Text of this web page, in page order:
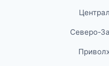
Северо-